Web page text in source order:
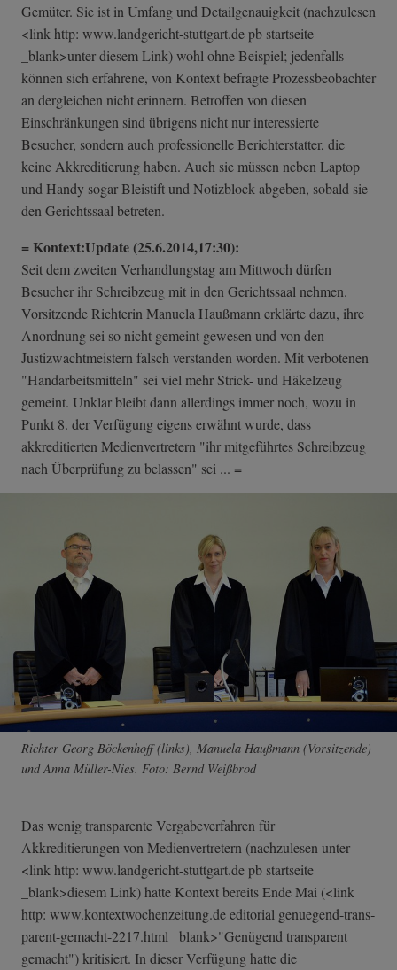
Gemüter. Sie ist in Umfang und Detailgenauigkeit (nachzulesen
<link http: www.landgericht-stuttgart.de pb startseite
_blank>unter diesem Link) wohl ohne Beispiel; jedenfalls
können sich erfahrene, von Kontext befragte Prozessbeobachter
an dergleichen nicht erinnern. Betroffen von diesen
Einschränkungen sind übrigens nicht nur interessierte
Besucher, sondern auch professionelle Berichterstatter, die
keine Akkreditierung haben. Auch sie müssen neben Laptop
und Handy sogar Bleistift und Notizblock abgeben, sobald sie
den Gerichtssaal betreten.
= Kontext:Update (25.6.2014,17:30):
Seit dem zweiten Verhandlungstag am Mittwoch dürfen
Besucher ihr Schreibzeug mit in den Gerichtssaal nehmen.
Vorsitzende Richterin Manuela Haußmann erklärte dazu, ihre
Anordnung sei so nicht gemeint gewesen und von den
Justizwachtmeistern falsch verstanden worden. Mit verbotenen
"Handarbeitsmitteln" sei viel mehr Strick- und Häkelzeug
gemeint. Unklar bleibt dann allerdings immer noch, wozu in
Punkt 8. der Verfügung eigens erwähnt wurde, dass
akkreditierten Medienvertretern "ihr mitgeführtes Schreibzeug
nach Überprüfung zu belassen" sei ... =
Richter Georg Böckenhoff (links), Manuela Haußmann (Vorsitzende)
und Anna Müller-Nies. Foto: Bernd Weißbrod
Das wenig transparente Vergabeverfahren für
Akkreditierungen von Medienvertretern (nachzulesen unter
<link http: www.landgericht-stuttgart.de pb startseite
_blank>diesem Link) hatte Kontext bereits Ende Mai (<link
http: www.kontextwochenzeitung.de editorial genuegend-trans­
parent-gemacht-­2217.html _blank>"Genügend transparent
gemacht") kritisiert. In dieser Verfügung hatte die